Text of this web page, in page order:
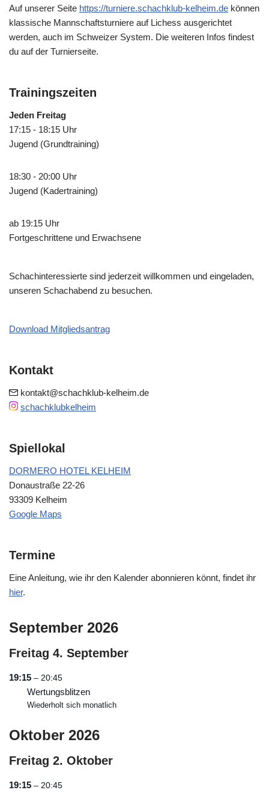
Auf unserer Seite https://turniere.schachklub-kelheim.de können
klassische Mannschaftsturniere auf Lichess ausgerichtet
werden, auch im Schweizer System. Die weiteren Infos findest
du auf der Turnierseite.
Trainingszeiten
Jeden Freitag
17:15 - 18:15 Uhr
Jugend (Grundtraining)
18:30 - 20:00 Uhr
Jugend (Kadertraining)
ab 19:15 Uhr
Fortgeschrittene und Erwachsene
Schachinteressierte sind jederzeit willkommen und eingeladen,
unseren Schachabend zu besuchen.
Download Mitgliedsantrag
Kontakt
kontakt@schachklub-kelheim.de
schachklubkelheim
Spiellokal
DORMERO HOTEL KELHEIM
Donaustraße 22-26
93309 Kelheim
Google Maps
Termine
Eine Anleitung, wie ihr den Kalender abonnieren könnt, findet ihr
hier.
September 2026
Freitag 4. September
19:15 – 20:45
Wertungsblitzen
Wiederholt sich monatlich
Oktober 2026
Freitag 2. Oktober
19:15 – 20:45